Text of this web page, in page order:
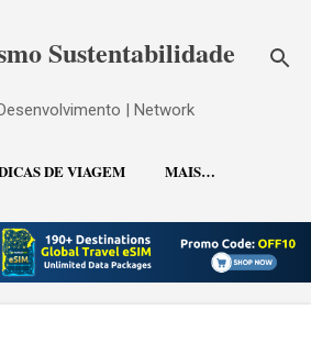
Sustentabilidade
| Network
DE VIAGEM MAIS…
CONTATO